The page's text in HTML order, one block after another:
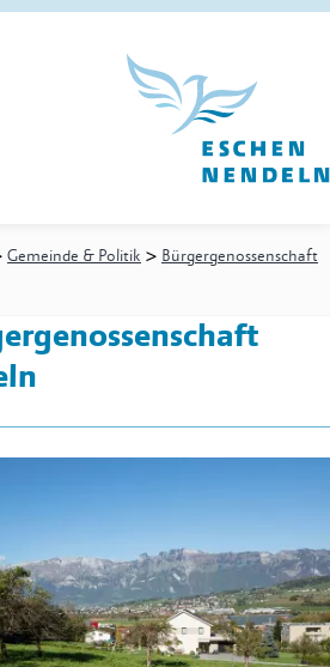
Gemeinde & Politik > Bürgergenossenschaft